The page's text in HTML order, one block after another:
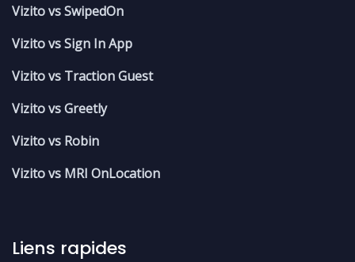
Vizito vs SwipedOn
Vizito vs Sign In App
Vizito vs Traction Guest
Vizito vs Greetly
Vizito vs Robin
Vizito vs MRI OnLocation
Liens rapides